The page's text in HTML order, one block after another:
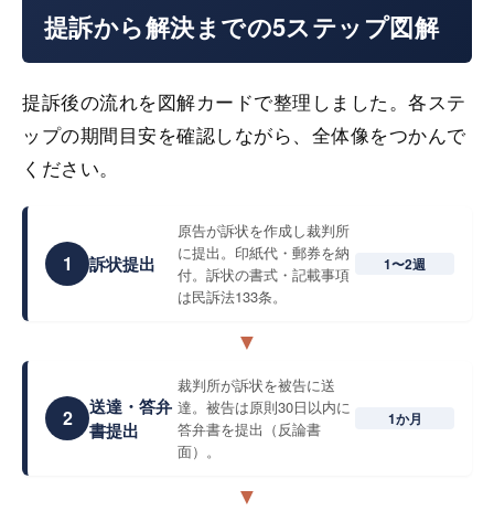
提訴から解決までの5ステップ図解
提訴後の流れを図解カードで整理しました。各ステ
ップの期間目安を確認しながら、全体像をつかんで
ください。
1 訴状提出
原告が訴状を作成し裁判所
に提出。印紙代・郵券を納
付。訴状の書式・記載事項
は民訴法133条。
1〜2週
▼
2
送達・答弁
書提出
裁判所が訴状を被告に送
達。被告は原則30日以内に
答弁書を提出（反論書
面）。
1か月
▼